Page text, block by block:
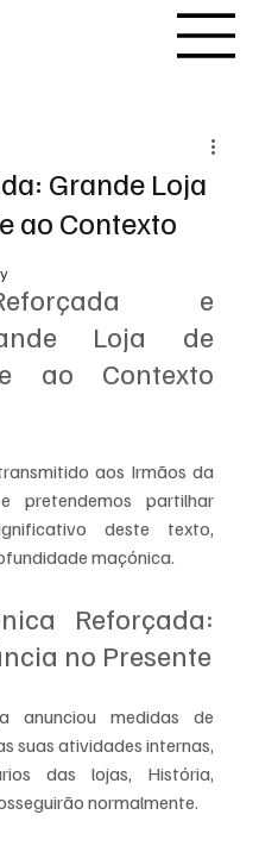
Grande Loja
ao Contexto
e
Loja de
ao Contexto
aos Irmãos da
pretendemos partilhar
deste texto,
maçónica.
Reforçada:
no Presente
anunciou medidas de
suas atividades internas,
das lojas, História,
normalmente.